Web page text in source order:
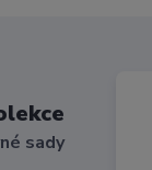
sady